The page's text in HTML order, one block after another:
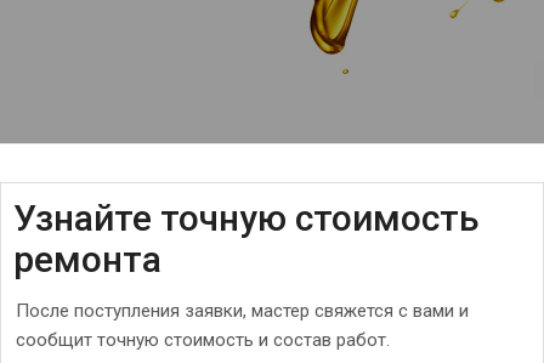
Узнайте точную стоимость
ремонта
После поступления заявки, мастер свяжется с вами и
сообщит точную стоимость и состав работ.